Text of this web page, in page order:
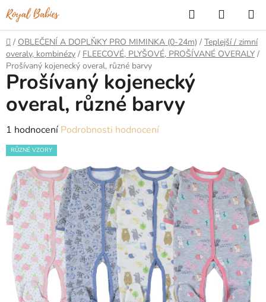
Přejít
na
obsah
Hledat
KOŠÍK
Domů
/ OBLEČENÍ A DOPLŇKY PRO MIMINKA (0-24m) / Teplejší / zimní
overaly, kombinézy / FLEECOVÉ, PLYŠOVÉ, PROŠÍVANÉ OVERALY /
Prošívaný kojenecký overal, různé barvy
Prošívaný kojenecký
overal, různé barvy
Průměrné
hodnocení
je
5,0
z
5
hvězdiček.
1 hodnocení Podrobnosti hodnocení
RŮZNÉ VZORY